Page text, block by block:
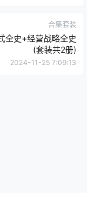
合集套装
全史+经营战略全史
(套装共2册)
2024-11-25 7:09:13